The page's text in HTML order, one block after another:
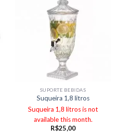
SUPORTE BEBIDAS
Suqueira 1,8 litros
Suqueira 1,8 litros is not
available this month.
R$25,00